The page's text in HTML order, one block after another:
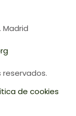
Madrid
reservados.
de cookies